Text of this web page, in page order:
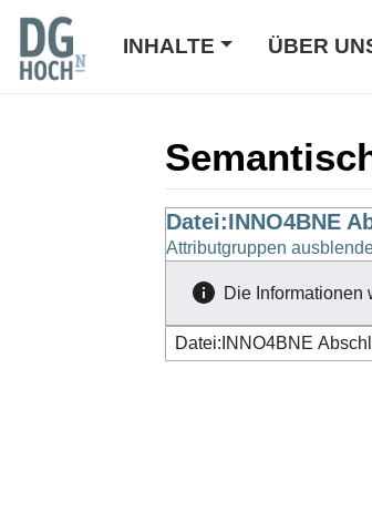
INHALTE ÜBER
Wechseln zu:Navigation,
Datei:INNO4BNE
Attributgruppen
Die Informationen